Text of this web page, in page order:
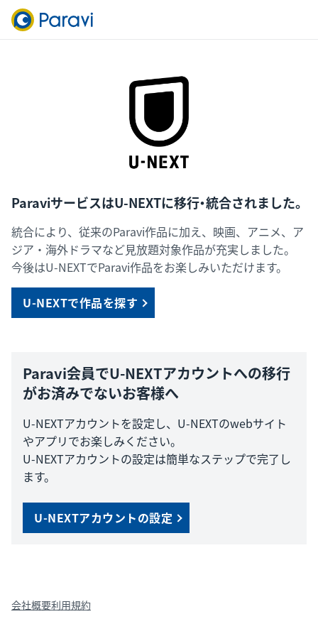
ParaviサービスはU-NEXTに移行・統合されました。
統合により、従来のParavi作品に加え、映画、アニメ、ア
ジア・海外ドラマなど見放題対象作品が充実しました。
今後はU-NEXTでParavi作品をお楽しみいただけます。
U-NEXTで作品を探す
Paravi会員でU-NEXTアカウントへの移行
がお済みでないお客様へ
U-NEXTアカウントを設定し、U-NEXTのwebサイト
やアプリでお楽しみください。
U-NEXTアカウントの設定は簡単なステップで完了し
ます。
U-NEXTアカウントの設定
会社概要利用規約